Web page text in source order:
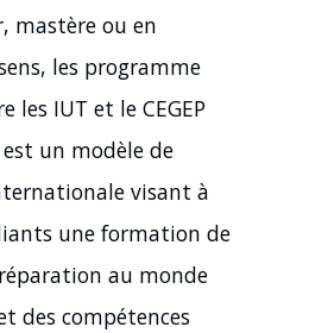
mastère ou en
les programme
les IUT et le CEGEP
un modèle de
visant à
une formation de
au monde
des compétences